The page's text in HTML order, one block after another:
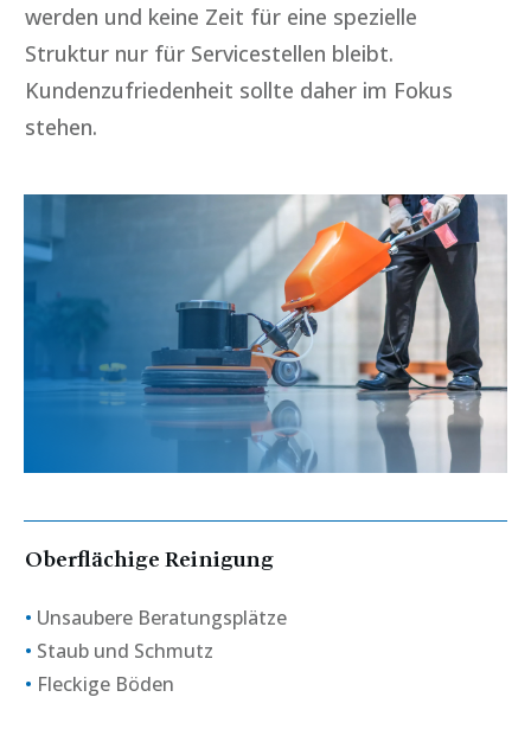
werden und keine Zeit für eine spezielle
Struktur nur für Servicestellen bleibt.
Kundenzufriedenheit sollte daher im Fokus
stehen.
Oberflächige Reinigung
• Unsaubere Beratungsplätze
• Staub und Schmutz
• Fleckige Böden